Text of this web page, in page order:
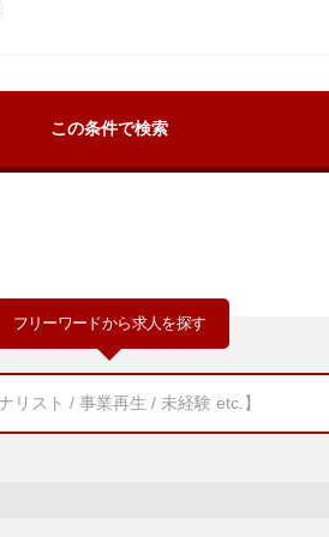
フリーワードから求人を探す